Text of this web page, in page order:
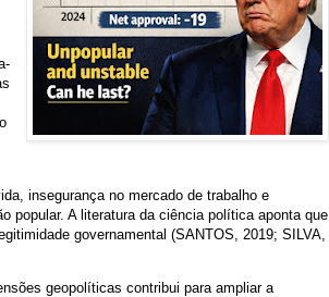
insegurança no mercado de trabalho e
popular. A literatura da ciência política aponta que
governamental (SANTOS, 2019; SILVA,
geopolíticas contribui para ampliar a